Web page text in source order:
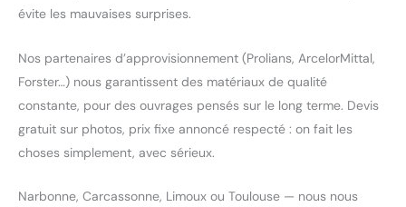
évite les mauvaises surprises.
Nos partenaires d’approvisionnement (Prolians, ArcelorMittal,
Forster…) nous garantissent des matériaux de qualité
constante, pour des ouvrages pensés sur le long terme. Devis
gratuit sur photos, prix fixe annoncé respecté : on fait les
choses simplement, avec sérieux.
Narbonne, Carcassonne, Limoux ou Toulouse — nous nous